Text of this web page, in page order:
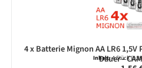
4 x Batterie Mignon AA LR6
Dauer -
Inhalt:4 Stück